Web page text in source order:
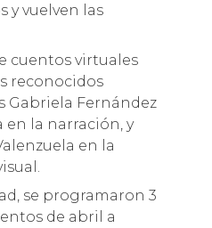
y vuelven las
cuentos virtuales
reconocidos
Gabriela Fernández
en la narración, y
en la
se programaron 3
de abril a